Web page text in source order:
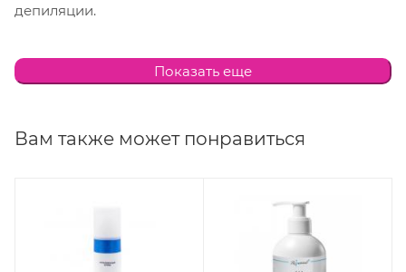
депиляции.
Способ применения: Рекомендуется использовать
непосредственно после процедуры восковой
Azulene, Tocopheryl Acetate, BHT, Bisabolol.
Показать еще
Вам также может понравиться